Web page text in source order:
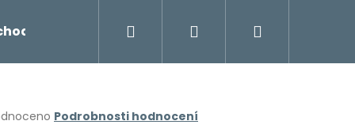
Napište námPřihlášení
Podrobnosti hodnocení